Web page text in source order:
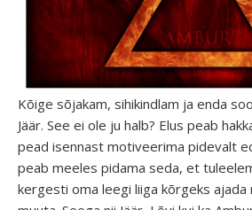
Kõige sõjakam, sihikindlam ja enda
Jäär. See ei ole ju halb? Elus peab
pead isennast motiveerima pidevalt
peab meeles pidama seda, et
kergesti oma leegi liiga kõrgeks ajada